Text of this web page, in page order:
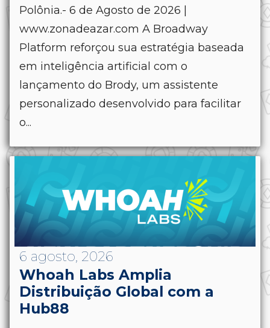
Polônia.- 6 de Agosto de 2026 |
www.zonadeazar.com A Broadway
Platform reforçou sua estratégia baseada
em inteligência artificial com o
lançamento do Brody, um assistente
personalizado desenvolvido para facilitar
o...
6 agosto, 2026
Whoah Labs Amplia
Distribuição Global com a
Hub88